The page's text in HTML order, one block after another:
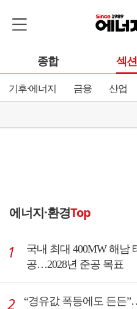
종합 섹
기후·에너지 금융 산업
에너지·환경Top
국내 최대 400MW 해남
공…2028년 준공 목표
“경유값 폭등에도 든든